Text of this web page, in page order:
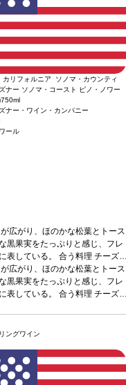
ます、ご了承ください。
カリフォルニア ソノマ・カウンティ
ナー ソノマ・コースト ピノ・ノワー
750ml
ナー・ワイン・カンパニー
ール
広がり、ほのかな松葉とトース
黒果実をたっぷりと感じ、フレ
表している。 合う料理 チーズ
ノ・ノワール 100%サスティナ
ンテージが在庫切れの場合、在
ージに変更されます、ご了承く
広がり、ほのかな松葉とトース
黒果実をたっぷりと感じ、フレ
表している。 合う料理 チーズ
ージに変更されます、ご了承く
ングワイン